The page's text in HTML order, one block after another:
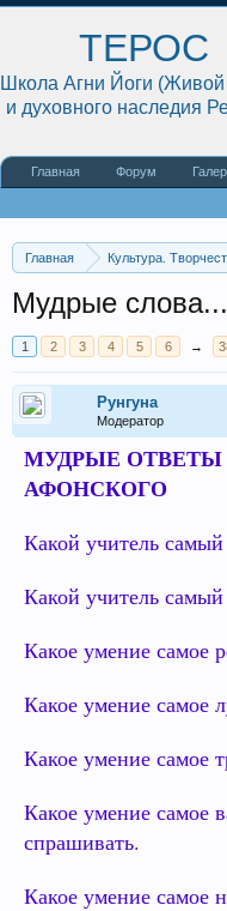
Главная Культура.
Мудрые слова...
1 2 3 4 5 6 →
Рунгуна
Модератор
МУДРЫЕ
АФОНСКОГО
Какой учитель
Какой учитель
Какое умение самое
Какое умение самое
Какое умение самое
Какое умение самое
спрашивать.
Какое умение самое
ТЕРОС
Школа Агни Йоги (Живой
и духовного наследия
Главная Форум